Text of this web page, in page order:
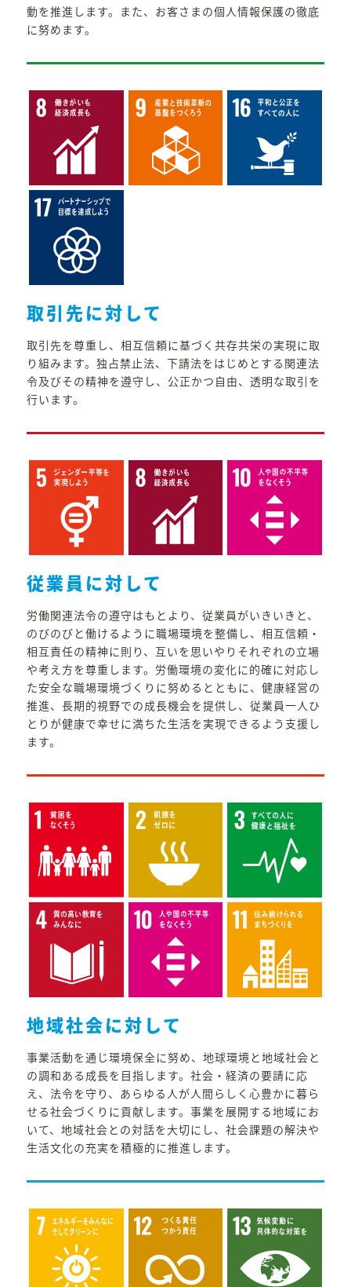
動を推進します。また、お客さまの個人情報保護の徹底
に努めます。
取引先に対して
取引先を尊重し、相互信頼に基づく共存共栄の実現に取
り組みます。独占禁止法、下請法をはじめとする関連法
令及びその精神を遵守し、公正かつ自由、透明な取引を
行います。
従業員に対して
労働関連法令の遵守はもとより、従業員がいきいきと、
のびのびと働けるように職場環境を整備し、相互信頼・
相互責任の精神に則り、互いを思いやりそれぞれの立場
や考え方を尊重します。労働環境の変化に的確に対応し
た安全な職場環境づくりに努めるとともに、健康経営の
推進、長期的視野での成長機会を提供し、従業員一人ひ
とりが健康で幸せに満ちた生活を実現できるよう支援し
ます。
地域社会に対して
事業活動を通じ環境保全に努め、地球環境と地域社会と
の調和ある成長を目指します。社会・経済の要請に応
え、法令を守り、あらゆる人が人間らしく心豊かに暮ら
せる社会づくりに貢献します。事業を展開する地域にお
いて、地域社会との対話を大切にし、社会課題の解決や
生活文化の充実を積極的に推進します。